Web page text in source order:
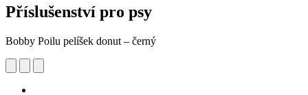
Příslušenství pro psy
Bobby Poilu pelíšek donut – černý